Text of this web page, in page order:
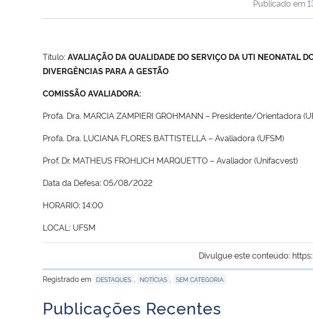
Publicado em
Título: AVALIAÇÃO DA QUALIDADE DO SERVIÇO DA UTI NEONATAL
DIVERGÊNCIAS PARA A GESTÃO
COMISSÃO AVALIADORA:
Profa. Dra. MARCIA ZAMPIERI GROHMANN – Presidente/Orientadora
Profa. Dra. LUCIANA FLORES BATTISTELLA – Avaliadora (UFSM)
Prof. Dr. MATHEUS FROHLICH MARQUETTO – Avaliador (Unifacvest)
Data da Defesa: 05/08/2022
HORARIO: 14:00
LOCAL: UFSM
Divulgue este conteúdo:
Registrado em
DESTAQUES NOTÍCIAS SEM CATEGORIA
Publicações Recentes